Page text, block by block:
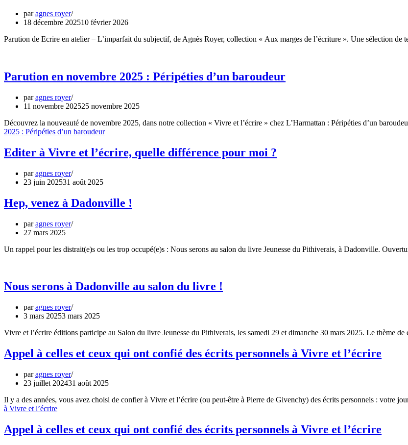
paragnes royer
18 décembre 202510 février 2026
Parution de Ecrire en atelier – L’imparfait du subjectif, de Agnès Royer, collection « Aux marges de l’écriture ». Une sélection de
Parution en novembre 2025 : Péripéties d’un baroudeur
paragnes royer
11 novembre 202525 novembre 2025
Découvrez la nouveauté de novembre 2025, dans notre collection « Vivre et l’écrire » chez L’Harmattan : Péripéties d’un
2025 : Péripéties d’un baroudeur
Editer à Vivre et l’écrire, quelle différence pour moi ?
paragnes royer
23 juin 202531 août 2025
Hep, venez à Dadonville !
paragnes royer
27 mars 2025
Un rappel pour les distrait(e)s ou les trop occupé(e)s : Nous serons au salon du livre Jeunesse du Pithiverais, à Dadonville.
Nous serons à Dadonville au salon du livre !
paragnes royer
3 mars 20253 mars 2025
Vivre et l’écrire éditions participe au Salon du livre Jeunesse du Pithiverais, les samedi 29 et dimanche 30 mars 2025. Le thème
Appel à celles et ceux qui ont confié des écrits personnels à Vivre et l’écrire
paragnes royer
23 juillet 202431 août 2025
Il y a des années, vous avez choisi de confier à Vivre et l’écrire (ou peut-être à Pierre de Givenchy) des écrits personnels : votre
à Vivre et l’écrire
Appel à celles et ceux qui ont confié des écrits personnels à Vivre et l’écrire